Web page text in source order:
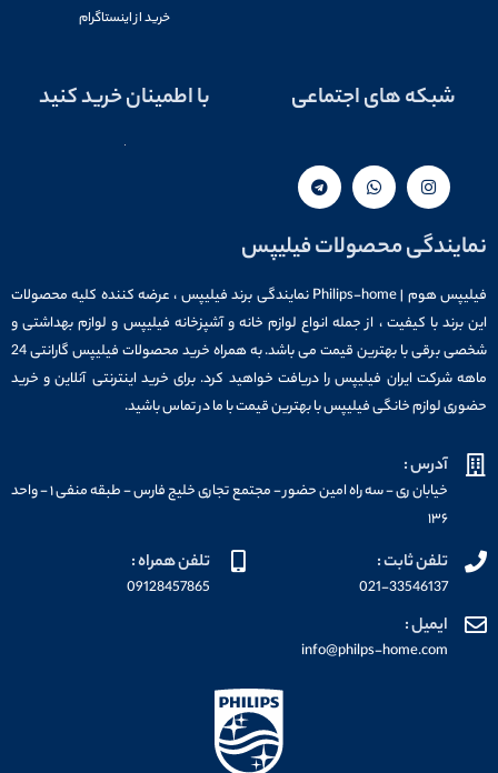
خرید از اینستاگرام
شبکه های اجتماعی با اطمینان خرید کنید
نمایندگی محصولات فیلیپس
فیلیپس هوم | Philips-home نمایندگی برند فیلیپس ، عرضه کننده کلیه محصولات
این برند با کیفیت ، از جمله انواع لوازم خانه و آشپزخانه فیلیپس و لوازم بهداشتی و
شخصی برقی با بهترین قیمت می باشد. به همراه خرید محصولات فیلیپس گارانتی 24
ماهه شرکت ایران فیلیپس را دریافت خواهید کرد. برای خرید اینترنتی آنلاین و خرید
حضوری لوازم خانگی فیلیپس با بهترین قیمت با ما در تماس باشید.
آدرس :
خیابان ری - سه راه امین حضور - مجتمع تجاری خلیج فارس - طبقه منفی ۱ - واحد
۱۳۶
تلفن ثابت :
021-33546137
تلفن همراه :
09128457865
ایمیل :
info@philps-home.com